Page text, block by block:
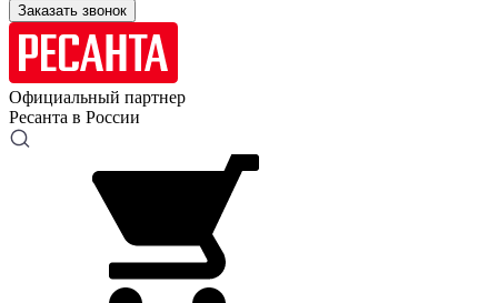
Заказать звонок
Официальный партнер
Ресанта в России